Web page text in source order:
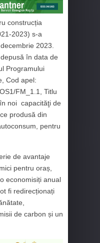
construcția
2023) s-a
2023.
în data de
Programului
Cod apel:
FM_1.1, Titlu
noi capacităţi de
produsă din
pentru
de avantaje
pentru oraș,
economisiți anual
fi redirecționați
de carbon și un